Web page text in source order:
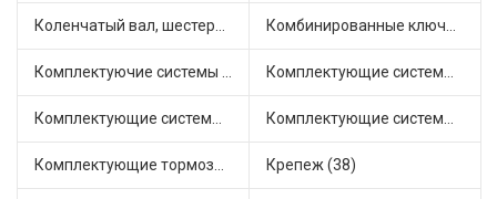
Коленчатый вал, шестерни коленчатого вала (8) Комбинированные ключи (3)
Комплектуючие системы стеклоочистителя (6) Комплектующие системы выпуска отработавших газов (8)
Комплектующие системы отопления (22) Комплектующие системы питания (6)
Комплектующие тормозной системы (22) Крепеж (38)